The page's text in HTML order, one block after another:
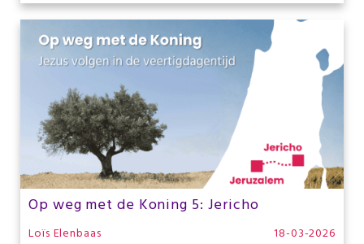
Op weg met de Koning 5: Jericho
Loïs Elenbaas 18-03-2026